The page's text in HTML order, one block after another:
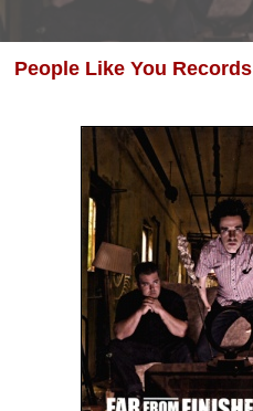
People Like You Records